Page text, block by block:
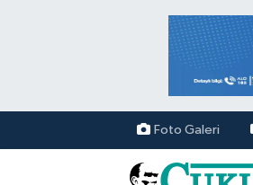
Foto Galeri
Mersin Nöbetçi Eczaneler
Mersin Hava Durumu
Mersin Namaz Vakitleri